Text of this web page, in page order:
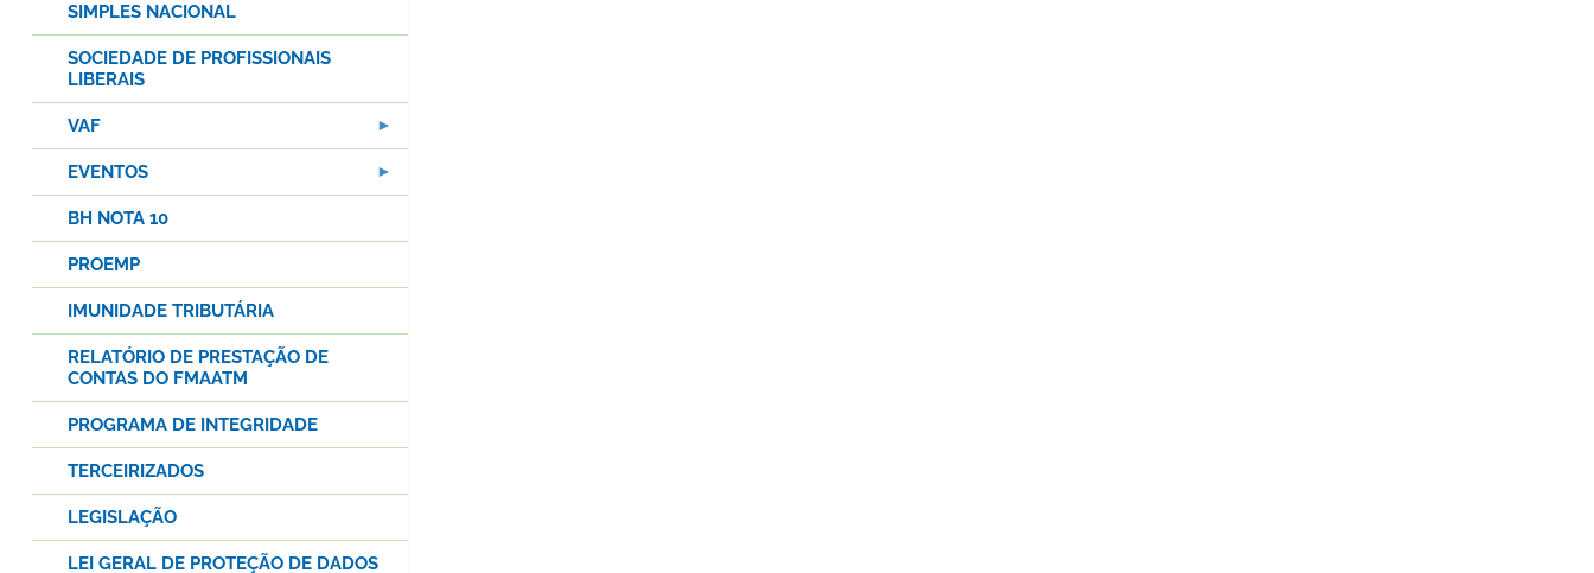
SIMPLES NACIONAL
SOCIEDADE DE PROFISSIONAIS
LIBERAIS
VAF
EVENTOS
BH NOTA 10
PROEMP
IMUNIDADE TRIBUTÁRIA
RELATÓRIO DE PRESTAÇÃO DE
CONTAS DO FMAATM
PROGRAMA DE INTEGRIDADE
TERCEIRIZADOS
LEGISLAÇÃO
LEI GERAL DE PROTEÇÃO DE DADOS